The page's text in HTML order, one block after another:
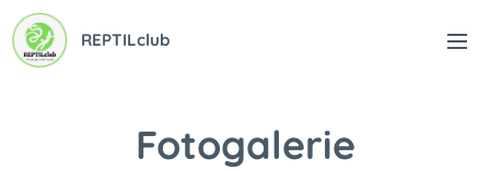
REPTILclub
Fotogalerie